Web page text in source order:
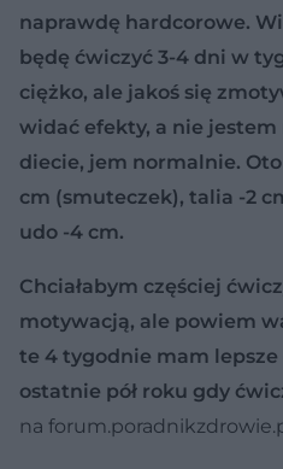
naprawdę hardcorowe.
będę ćwiczyć 3-4 dni w
ciężko, ale jakoś się
widać efekty, a nie
diecie, jem normalnie.
cm (smuteczek), talia -2
udo -4 cm.
Chciałabym częściej
motywacją, ale powiem
te 4 tygodnie mam
ostatnie pół roku gdy
na